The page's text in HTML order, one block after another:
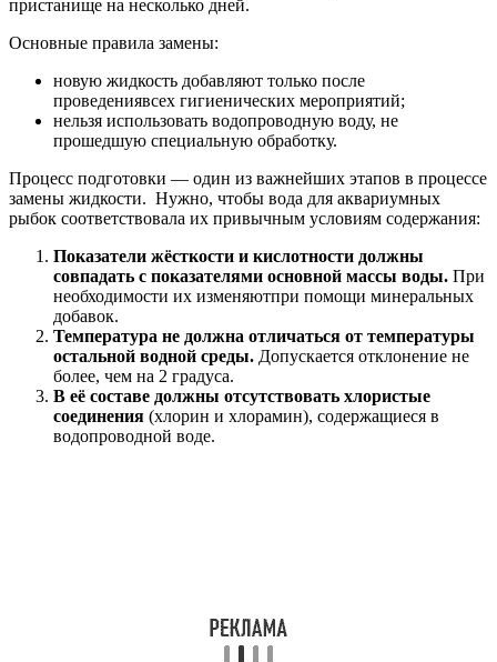
пристанище на несколько дней.
Основные правила замены:
новую жидкость добавляют только после
проведениявсех гигиенических мероприятий;
нельзя использовать водопроводную воду, не
прошедшую специальную обработку.
Процесс подготовки — один из важнейших этапов в процессе
замены жидкости. Нужно, чтобы вода для аквариумных
рыбок соответствовала их привычным условиям содержания:
Показатели жёсткости и кислотности должны
совпадать с показателями основной массы воды. При
необходимости их изменяютпри помощи минеральных
добавок.
Температура не должна отличаться от температуры
остальной водной среды. Допускается отклонение не
более, чем на 2 градуса.
В её составе должны отсутствовать хлористые
соединения (хлорин и хлорамин), содержащиеся в
водопроводной воде.